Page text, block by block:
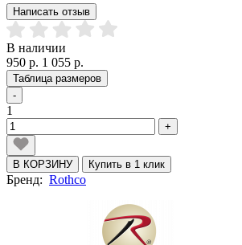
Написать отзыв
В наличии
950 р. 1 055 р.
Таблица размеров
-
1
+
В КОРЗИНУ Купить в 1 клик
Бренд: Rothco